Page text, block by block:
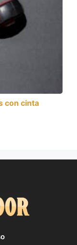
con cinta